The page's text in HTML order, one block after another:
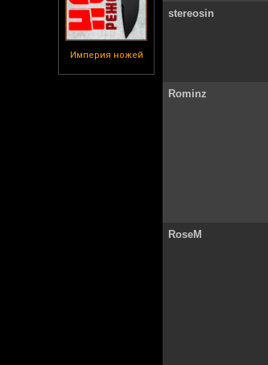
Империя ножей
stereosin
Rominz
RoseM